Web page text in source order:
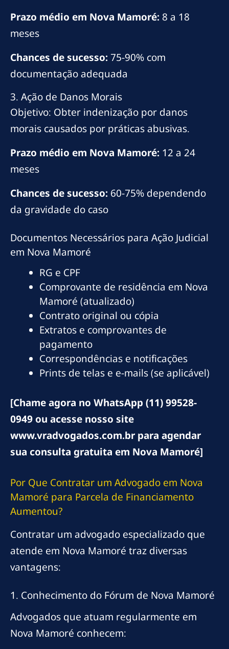
Prazo médio em Nova Mamoré: 8 a 18
meses
Chances de sucesso: 75-90% com
documentação adequada
3. Ação de Danos Morais
Objetivo: Obter indenização por danos
morais causados por práticas abusivas.
Prazo médio em Nova Mamoré: 12 a 24
meses
Chances de sucesso: 60-75% dependendo
da gravidade do caso
Documentos Necessários para Ação Judicial
em Nova Mamoré
RG e CPF
Comprovante de residência em Nova
Mamoré (atualizado)
Contrato original ou cópia
Extratos e comprovantes de
pagamento
Correspondências e notificações
Prints de telas e e-mails (se aplicável)
[Chame agora no WhatsApp (11) 99528-
0949 ou acesse nosso site
www.vradvogados.com.br para agendar
sua consulta gratuita em Nova Mamoré]
Por Que Contratar um Advogado em Nova
Mamoré para Parcela de Financiamento
Aumentou?
Contratar um advogado especializado que
atende em Nova Mamoré traz diversas
vantagens:
1. Conhecimento do Fórum de Nova Mamoré
Advogados que atuam regularmente em
Nova Mamoré conhecem: